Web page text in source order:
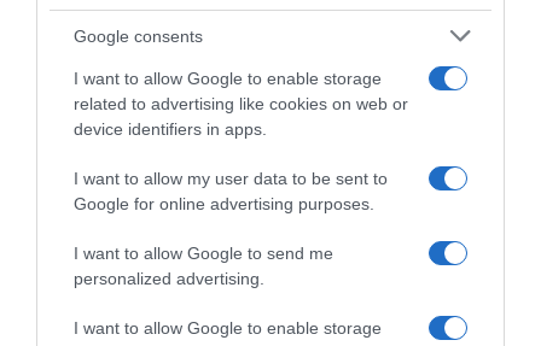
Google consents
I want to allow Google to enable storage
related to advertising like cookies on web or
device identifiers in apps.
I want to allow my user data to be sent to
Google for online advertising purposes.
I want to allow Google to send me
personalized advertising.
I want to allow Google to enable storage
Μποβίνο, οι οποίοι χαρακτήρισαν τον Πρέτι
οπλισμένο δράστη
» που πλησίασε τους
πράκτορες «απειλώντας να τους σφαγιάσει
ΔΙΑΦΗΜΙΣΗ